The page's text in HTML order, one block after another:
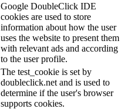
Google DoubleClick IDE
cookies are used to store
information about how the user
uses the website to present them
with relevant ads and according
to the user profile.
The test_cookie is set by
doubleclick.net and is used to
determine if the user's browser
supports cookies.